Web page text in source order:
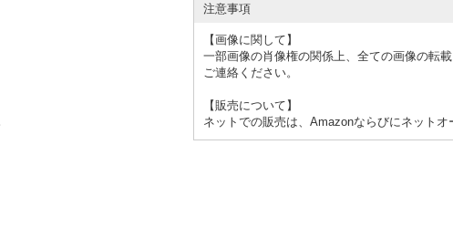
注意事項
【画像に関して】
一部画像の肖像権の関係上、全ての画像の転
ご連絡ください。
【販売について】
ネットでの販売は、Amazonならびにネット